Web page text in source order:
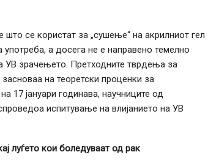
што се користат за „сушење“ на акрилниот гел
а досега не е направено темелно
УВ зрачењето. Претходните тврдења за
на теоретски проценки за
17 јануари годинава, научниците од
испитување на влијанието на УВ
луѓето кои боледуваат од рак